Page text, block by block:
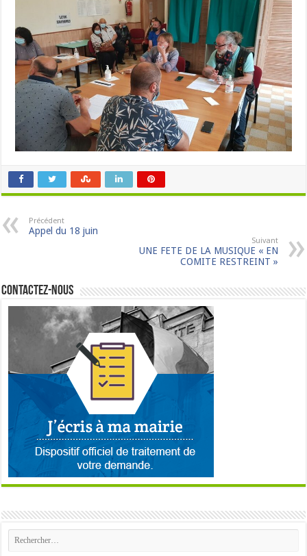
Précédent
Appel du 18 juin
Suivant
UNE FETE DE LA MUSIQUE « EN
COMITE RESTREINT »
Contactez-nous